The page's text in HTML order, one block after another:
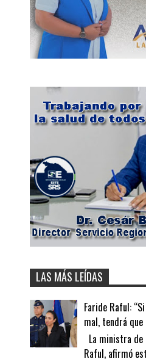
LAS MÁS LEÍDAS
Faride Raful:
mal, tendrá
La ministra
Raful, afirmó